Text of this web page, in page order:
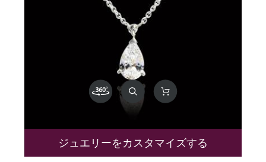
ジュエリーをカスタマイズする